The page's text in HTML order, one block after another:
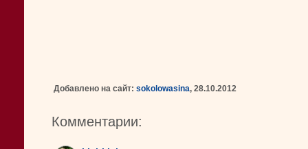
Добавлено на сайт: sokolowasina, 28.10.2012
Комментарии: